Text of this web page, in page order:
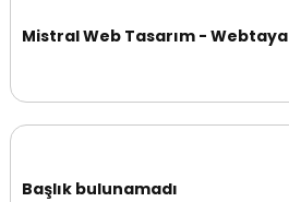
Mistral Web Tasarım - Webtaya
Başlık bulunamadı